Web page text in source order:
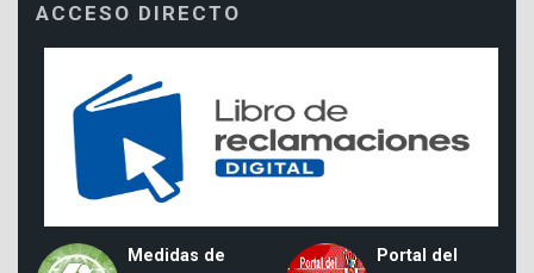
ACCESO DIRECTO
Medidas de
Portal del